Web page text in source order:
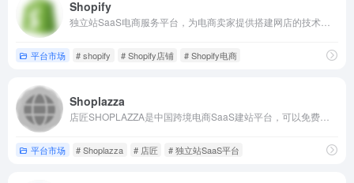
Shopify
平台市场 # shopify # Shopify店铺 # Shopify电商
Shoplazza
平台市场 # Shoplazza # 店匠 # 独立站SaaS平台